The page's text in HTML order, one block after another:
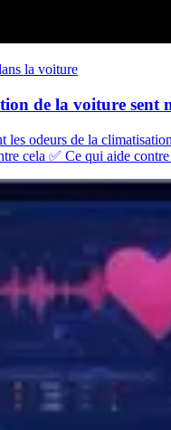
la voiture
de la voiture sent
les odeurs de la
cela ✅ Ce qui aide